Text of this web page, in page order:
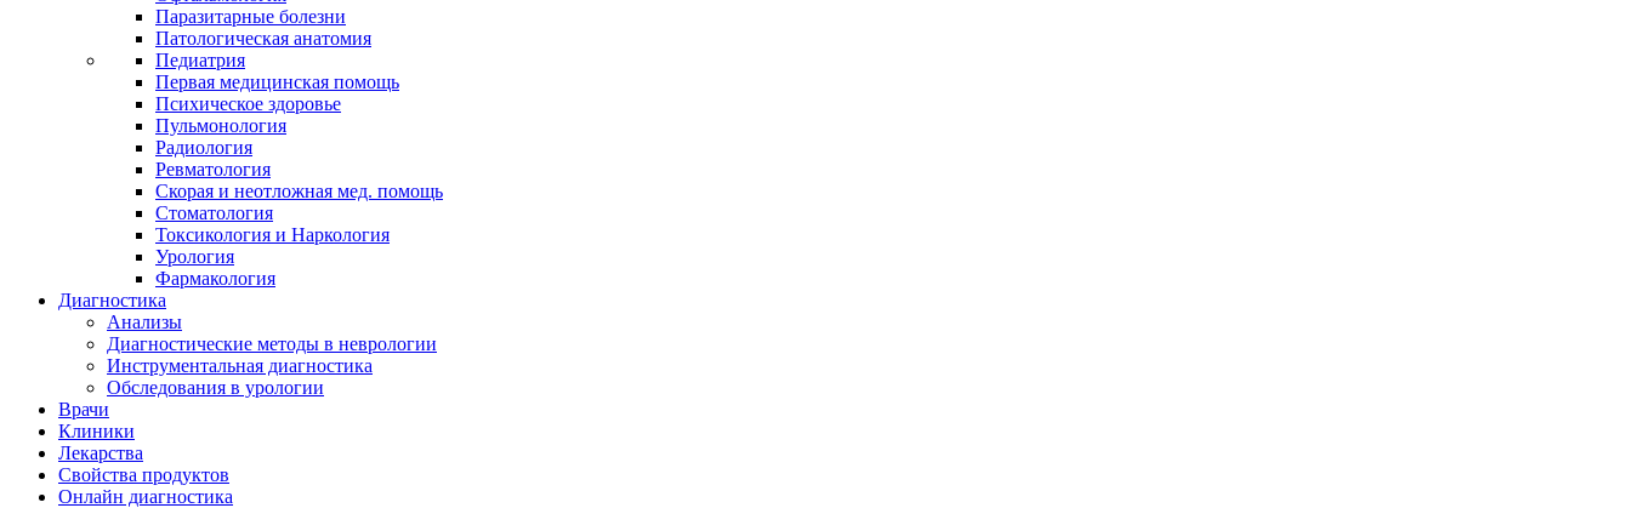
Паразитарные болезни
Патологическая анатомия
Педиатрия
Первая медицинская помощь
Психическое здоровье
Пульмонология
Радиология
Ревматология
Скорая и неотложная мед. помощь
Стоматология
Токсикология и Наркология
Урология
Фармакология
Диагностика
Анализы
Диагностические методы в неврологии
Инструментальная диагностика
Обследования в урологии
Врачи
Клиники
Лекарства
Свойства продуктов
Онлайн диагностика